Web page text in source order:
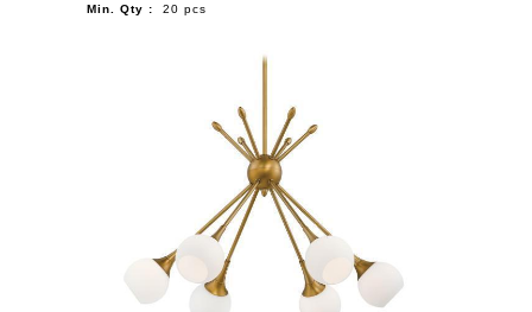
Min. Qty :
20 pcs